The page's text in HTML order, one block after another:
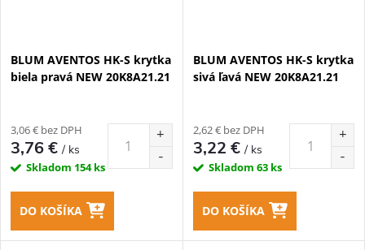
BLUM AVENTOS HK-S krytka
biela pravá NEW 20K8A21.21
3,06 € bez DPH
3,76 €/ ks
Skladom 154 ks
DO KOŠÍKA
BLUM AVENTOS HK-S krytka
sivá ľavá NEW 20K8A21.21
2,62 € bez DPH
3,22 €/ ks
Skladom 63 ks
DO KOŠÍKA